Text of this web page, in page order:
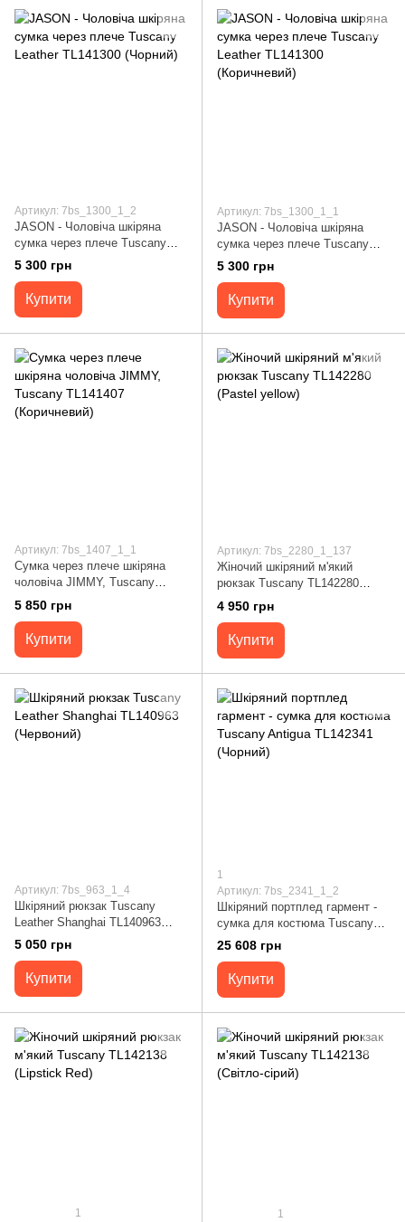
Артикул: 7bs_1300_1_2
JASON - Чоловіча шкіряна
сумка через плече Tuscany
Leather TL141300 (Чорний)
5 300 грн
Купити
Артикул: 7bs_1300_1_1
JASON - Чоловіча шкіряна
сумка через плече Tuscany
Leather TL141300 (Коричневий)
5 300 грн
Купити
Артикул: 7bs_1407_1_1
Сумка через плече шкіряна
чоловіча JIMMY, Tuscany
TL141407 (Коричневий)
5 850 грн
Купити
Артикул: 7bs_2280_1_137
Жіночий шкіряний м'який
рюкзак Tuscany TL142280
(Pastel yellow)
4 950 грн
Купити
Артикул: 7bs_963_1_4
Шкіряний рюкзак Tuscany
Leather Shanghai TL140963
(Червоний)
5 050 грн
Купити
1
Артикул: 7bs_2341_1_2
Шкіряний портплед гармент -
сумка для костюма Tuscany
Antigua TL142341 (Чорний)
25 608 грн
Купити
1 1